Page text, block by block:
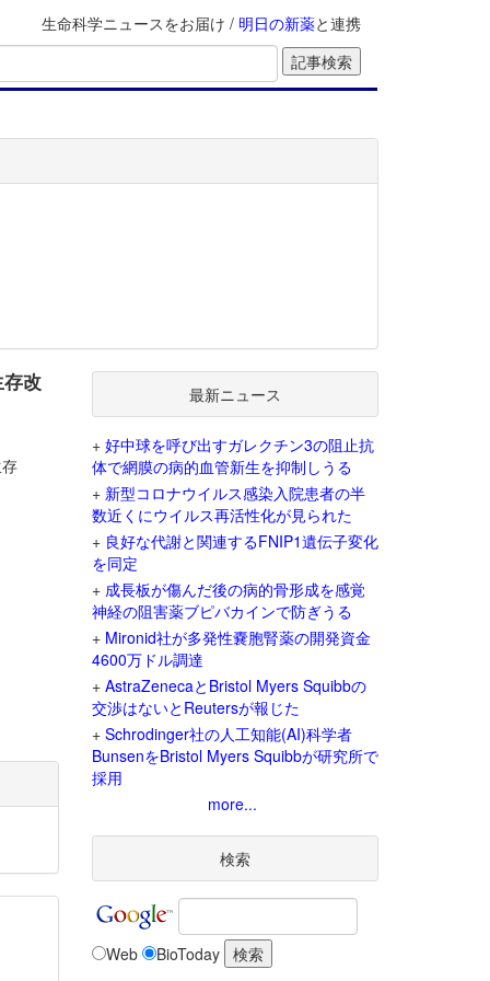
生命科学ニュースをお届け / 明日の新薬と連携
改 最新ニュース
+ 好中球を呼び出すガレクチン3の阻止抗
体で網膜の病的血管新生を抑制しうる
+ 新型コロナウイルス感染入院患者の半
数近くにウイルス再活性化が見られた
+ 良好な代謝と関連するFNIP1遺伝子変化
を同定
+ 成長板が傷んだ後の病的骨形成を感覚
神経の阻害薬ブピバカインで防ぎうる
+ Mironid社が多発性嚢胞腎薬の開発資金
4600万ドル調達
+ AstraZenecaとBristol Myers Squibbの
交渉はないとReutersが報じた
+ Schrodinger社の人工知能(AI)科学者
BunsenをBristol Myers Squibbが研究所で
採用
more...
検索
Web BioToday